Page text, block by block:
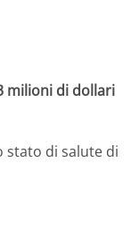
milioni di dollari
stato di salute di